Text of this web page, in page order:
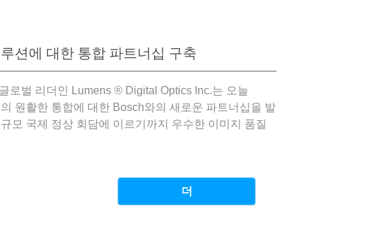
션에 대한 통합 파트너십 구축
로벌 리더인 Lumens ® Digital Optics Inc.는 오늘
원활한 통합에 대한 Bosch와의 새로운 파트너십을 발
모 국제 정상 회담에 이르기까지 우수한 이미지 품질
더